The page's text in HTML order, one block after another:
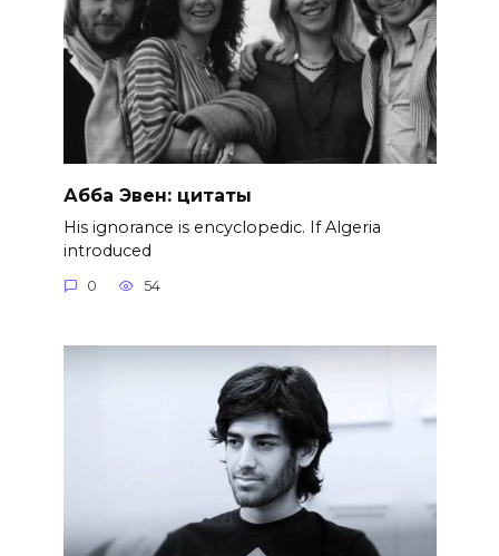
Абба Эвен: цитаты
His ignorance is encyclopedic. If Algeria
introduced
0 54